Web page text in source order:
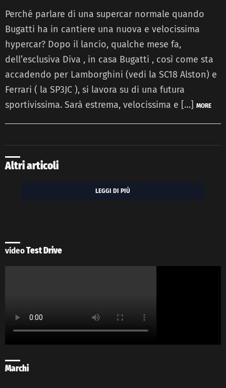
Perché parlare di una supercar normale quando
Bugatti ha in cantiere una nuova e velocissima
hypercar? Dopo il lancio, qualche mese fa,
dell’esclusiva Diva , in casa Bugatti , così come sta
accadendo per Lamborghini (vedi la SC18 Alston) e
Ferrari ( la SP3JC ), si lavora su di una futura
sportivissima. Sarà estrema, velocissima e […] MORE
Altri articoli
LEGGI DI PIÙ
videoTest Drive
Marchi